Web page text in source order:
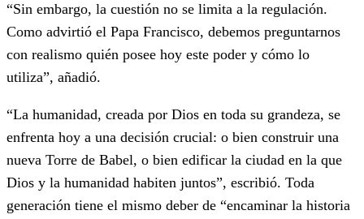
“Sin embargo, la cuestión no se limita a la regulación.
Como advirtió el Papa Francisco, debemos preguntarnos
con realismo quién posee hoy este poder y cómo lo
utiliza”, añadió.
“La humanidad, creada por Dios en toda su grandeza, se
enfrenta hoy a una decisión crucial: o bien construir una
nueva Torre de Babel, o bien edificar la ciudad en la que
Dios y la humanidad habiten juntos”, escribió. Toda
generación tiene el mismo deber de “encaminar la historia